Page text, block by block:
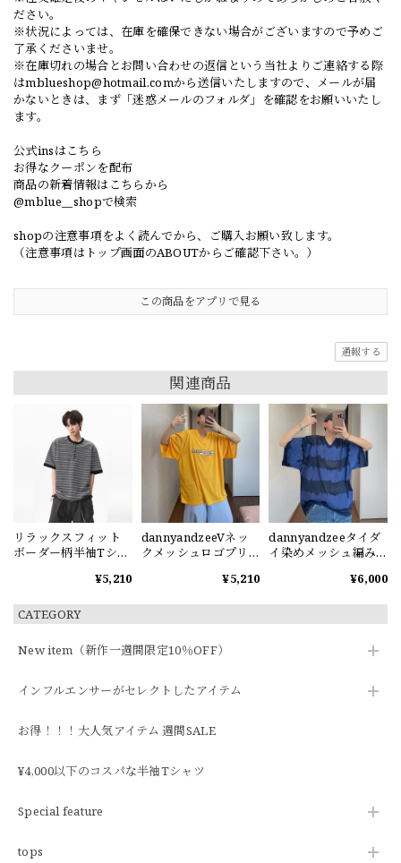
CATEGORY
New item（新作一週間限定10％OFF）
インフルエンサーがセレクトしたアイテム
お得！！！大人気アイテム 週間SALE
¥4,000以下のコスパな半袖Tシャツ
Special feature
tops
ださい。
※状況によっては、在庫を確保できない場合がございますので予めご
了承くださいませ。
※在庫切れの場合とお問い合わせの返信という当社よりご連絡する際
はmblueshop@hotmail.comから送信いたしますので、メールが届
かないときは、まず「迷惑メールのフォルダ」を確認をお願いいたし
ます。
公式insはこちら
お得なクーポンを配布
商品の新着情報はこちらから
@mblue__shopで検索
shopの注意事項をよく読んでから、ご購入お願い致します。
（注意事項はトップ画面のABOUTからご確認下さい。）
この商品をアプリで見る
通報する
関連商品
リラックスフィット
ボーダー柄半袖Tシャ
¥5,210
dannyandzeeVネッ
クメッシュロゴプリ
¥5,210
dannyandzeeタイダ
イ染めメッシュ編みV
¥6,000